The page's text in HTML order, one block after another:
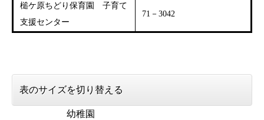
槌ケ原ちどり保育園 子育て
支援センター
71－3042
表のサイズを切り替える
幼稚園